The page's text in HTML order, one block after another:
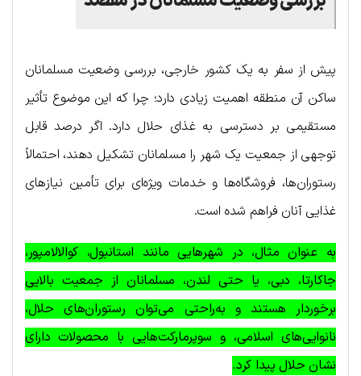
پیش از سفر به یک کشور خارجی، بررسی وضعیت مسلمانان
ساکن آن منطقه اهمیت زیادی دارد؛ چرا که این موضوع تأثیر
مستقیمی بر دسترسی به غذای حلال دارد. اگر درصد قابل
توجهی از جمعیت یک شهر را مسلمانان تشکیل دهند، احتمالاً
رستوران‌ها، فروشگاه‌ها و خدمات ویژه‌ای برای تأمین نیازهای
غذایی آنان فراهم شده است.
به عنوان مثال، در شهرهایی مانند استانبول، کوالالامپور،
جاکارتا، دبی، یا حتی لندن، مسلمانان از جمعیت بالایی
برخوردار هستند و به‌راحتی می‌توان رستوران‌های حلال،
نانوایی‌های اسلامی، و سوپرمارکت‌هایی با محصولات دارای
نشان حلال پیدا کرد.